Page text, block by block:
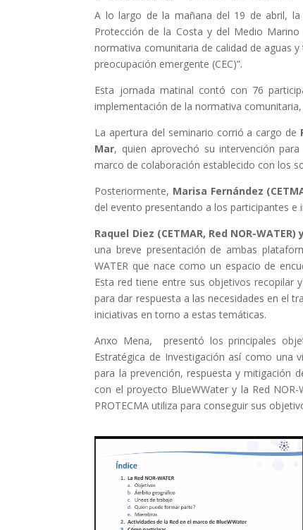
A lo largo de la mañana del 19 de abril, la
Protección de la Costa y del Medio Marino
normativa comunitaria de calidad de aguas
preocupación emergente (CEC)”.
Esta jornada matinal contó con 76
implementación de la normativa
La apertura del seminario corrió a cargo de
Mar, quien aprovechó su intervención
marco de colaboración establecido con los
Posteriormente, Marisa Fernández
del evento presentando a los participantes
Raquel Diez (CETMAR, Red NOR-
una breve presentación de ambas
WATER que nace como un espacio de
Esta red tiene entre sus objetivos recopilar
para dar respuesta a las necesidades en el
iniciativas en torno a estas temáticas.
Anxo Mena, presentó los principales
Estratégica de Investigación así como una
para la prevención, respuesta y mitigación
con el proyecto BlueWWater y la Red
PROTECMA utiliza para conseguir sus